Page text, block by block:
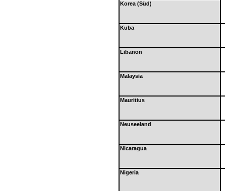
Korea (Süd)
Kuba
Libanon
Malaysia
Mauritius
Neuseeland
Nicaragua
Nigeria